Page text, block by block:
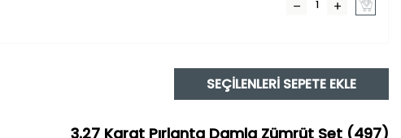
SEÇILENLERI SEPETE EKLE
3.27 Karat Pırlanta Damla Zümrüt Set (497)